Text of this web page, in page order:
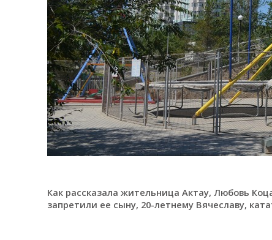
Как рассказала жительница Актау, Любовь
запретили ее сыну, 20-летнему Вячеславу,